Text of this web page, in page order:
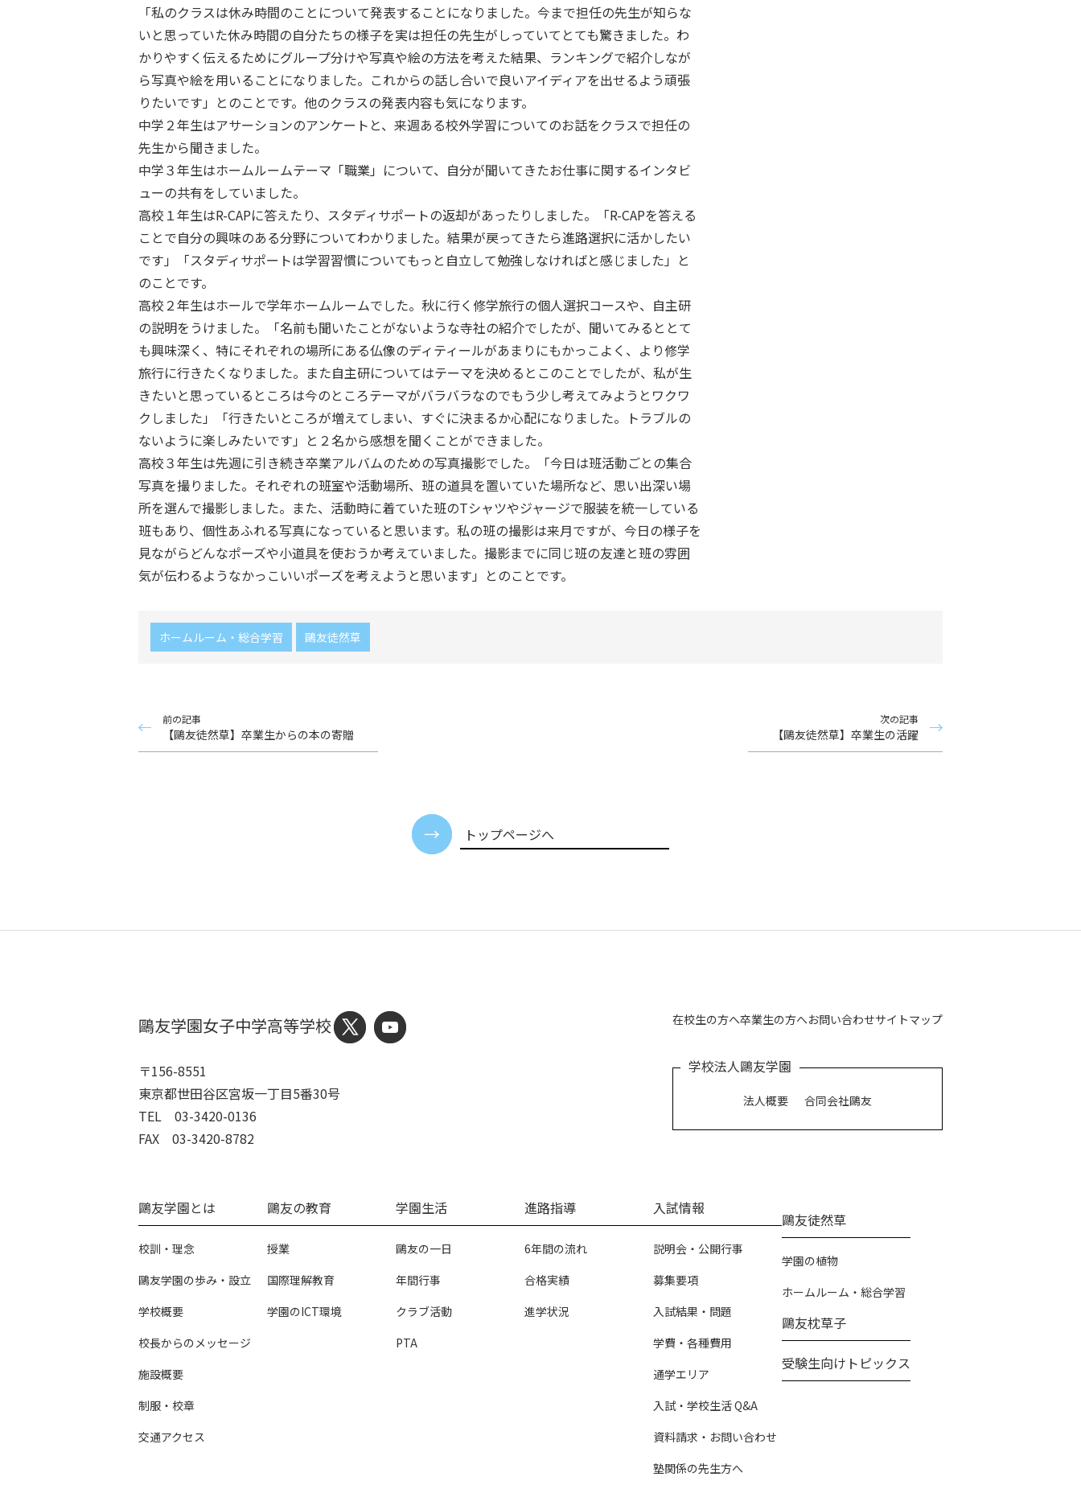
「私のクラスは休み時間のことについて発表することになりました。今まで担任の先生が知らな
いと思っていた休み時間の自分たちの様子を実は担任の先生がしっていてとても驚きました。わ
かりやすく伝えるためにグループ分けや写真や絵の方法を考えた結果、ランキングで紹介しなが
ら写真や絵を用いることになりました。これからの話し合いで良いアイディアを出せるよう頑張
りたいです」とのことです。他のクラスの発表内容も気になります。
中学２年生はアサーションのアンケートと、来週ある校外学習についてのお話をクラスで担任の
先生から聞きました。
中学３年生はホームルームテーマ「職業」について、自分が聞いてきたお仕事に関するインタビ
ューの共有をしていました。
高校１年生はR-CAPに答えたり、スタディサポートの返却があったりしました。「R-CAPを答える
ことで自分の興味のある分野についてわかりました。結果が戻ってきたら進路選択に活かしたい
です」「スタディサポートは学習習慣についてもっと自立して勉強しなければと感じました」と
のことです。
高校２年生はホールで学年ホームルームでした。秋に行く修学旅行の個人選択コースや、自主研
の説明をうけました。「名前も聞いたことがないような寺社の紹介でしたが、聞いてみるととて
も興味深く、特にそれぞれの場所にある仏像のディティールがあまりにもかっこよく、より修学
旅行に行きたくなりました。また自主研についてはテーマを決めるとこのことでしたが、私が生
きたいと思っているところは今のところテーマがバラバラなのでもう少し考えてみようとワクワ
クしました」「行きたいところが増えてしまい、すぐに決まるか心配になりました。トラブルの
ないように楽しみたいです」と２名から感想を聞くことができました。
高校３年生は先週に引き続き卒業アルバムのための写真撮影でした。「今日は班活動ごとの集合
写真を撮りました。それぞれの班室や活動場所、班の道具を置いていた場所など、思い出深い場
所を選んで撮影しました。また、活動時に着ていた班のTシャツやジャージで服装を統一している
班もあり、個性あふれる写真になっていると思います。私の班の撮影は来月ですが、今日の様子を
見ながらどんなポーズや小道具を使おうか考えていました。撮影までに同じ班の友達と班の雰囲
気が伝わるようなかっこいいポーズを考えようと思います」とのことです。
ホームルーム・総合学習 鷗友徒然草
前の記事
【鷗友徒然草】卒業生からの本の寄贈
次の記事
【鷗友徒然草】卒業生の活躍
トップページへ
鷗友学園女子中学高等学校
〒156-8551
東京都世田谷区宮坂一丁目5番30号
TEL 03-3420-0136
FAX 03-3420-8782
在校生の方へ卒業生の方へお問い合わせサイトマップ
学校法人鷗友学園
法人概要 合同会社鷗友
鷗友学園とは
校訓・理念
鷗友学園の歩み・設立
学校概要
校長からのメッセージ
施設概要
制服・校章
交通アクセス
鷗友の教育
授業
国際理解教育
学園のICT環境
学園生活
鷗友の一日
年間行事
クラブ活動
PTA
進路指導
6年間の流れ
合格実績
進学状況
入試情報
説明会・公開行事
募集要項
入試結果・問題
学費・各種費用
通学エリア
入試・学校生活 Q&A
資料請求・お問い合わせ
塾関係の先生方へ
鷗友徒然草
学園の植物
ホームルーム・総合学習
鷗友枕草子
受験生向けトピックス